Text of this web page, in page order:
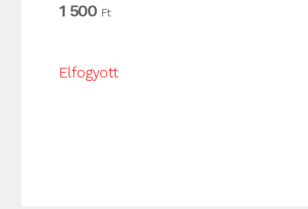
1 500 Ft
Elfogyott